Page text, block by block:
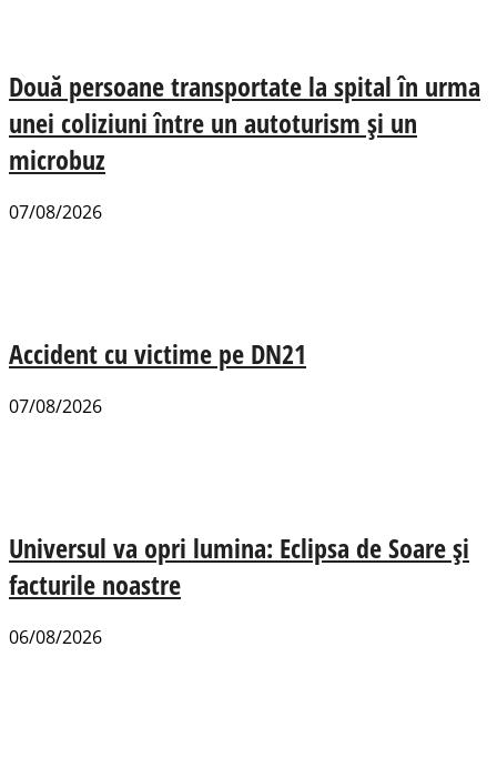
Două persoane transportate la spital în urma
unei coliziuni între un autoturism și un
microbuz
07/08/2026
Accident cu victime pe DN21
07/08/2026
Universul va opri lumina: Eclipsa de Soare și
facturile noastre
06/08/2026